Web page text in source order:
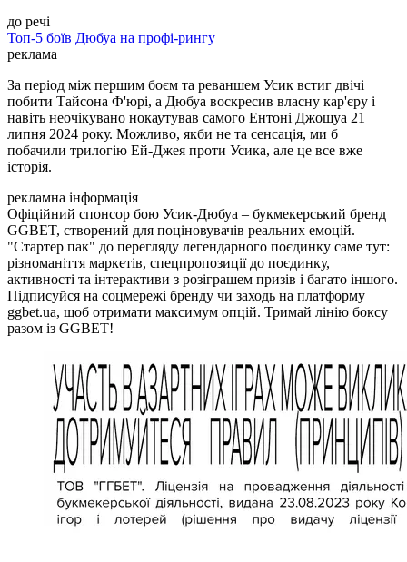
до речі
Топ-5 боїв Дюбуа на профі-рингу
реклама
За період між першим боєм та реваншем Усик встиг двічі
побити Тайсона Ф'юрі, а Дюбуа воскресив власну кар'єру і
навіть неочікувано нокаутував самого Ентоні Джошуа 21
липня 2024 року. Можливо, якби не та сенсація, ми б
побачили трилогію Ей-Джея проти Усика, але це все вже
історія.
рекламна інформація
Офіційний спонсор бою Усик-Дюбуа – букмекерський бренд
GGBET, створений для поціновувачів реальних емоцій.
"Стартер пак" до перегляду легендарного поєдинку саме тут:
різноманіття маркетів, спецпропозиції до поєдинку,
активності та інтерактиви з розіграшем призів і багато іншого.
Підписуйся на соцмережі бренду чи заходь на платформу
ggbet.ua, щоб отримати максимум опцій. Тримай лінію боксу
разом із GGBET!